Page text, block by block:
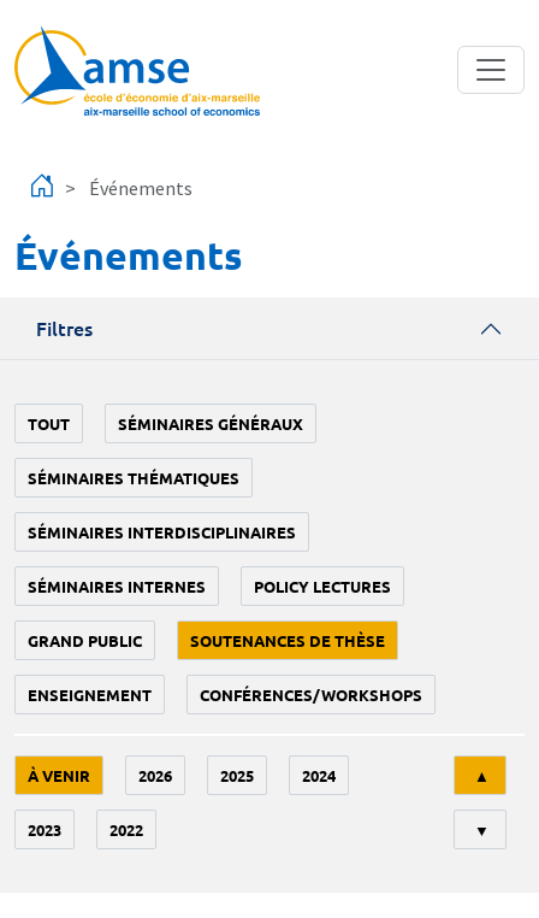
Événements
Événements
Filtres
TOUT SÉMINAIRES GÉNÉRAUX
SÉMINAIRES THÉMATIQUES
SÉMINAIRES INTERDISCIPLINAIRES
SÉMINAIRES INTERNES POLICY LECTURES
GRAND PUBLIC SOUTENANCES DE THÈSE
ENSEIGNEMENT CONFÉRENCES/WORKSHOPS
À VENIR 2026 2025 2024
2023 2022
▲
▼